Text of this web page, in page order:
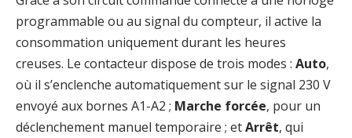
programmable ou au signal du compteur, il active la
consommation uniquement durant les heures
creuses. Le contacteur dispose de trois modes : Auto,
où il s’enclenche automatiquement sur le signal 230 V
envoyé aux bornes A1-A2 ; Marche forcée, pour un
déclenchement manuel temporaire ; etArrêt, qui